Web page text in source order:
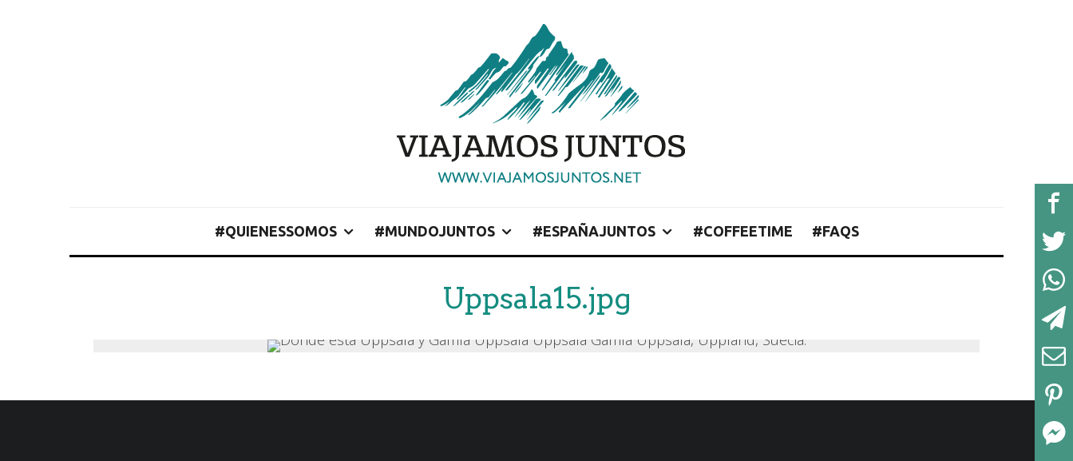
#QUIENESSOMOS #MUNDOJUNTOS #ESPAÑAJUNTOS #COFFEETIME #FAQS
Uppsala15.jpg